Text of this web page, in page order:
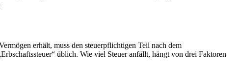
erhält, muss den steuerpflichtigen Teil nach dem
üblich. Wie viel Steuer anfällt, hängt von drei Faktoren